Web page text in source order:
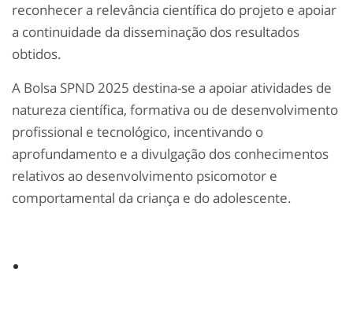
reconhecer a relevância científica do projeto e apoiar
a continuidade da disseminação dos resultados
obtidos.
A Bolsa SPND 2025 destina-se a apoiar atividades de
natureza científica, formativa ou de desenvolvimento
profissional e tecnológico, incentivando o
aprofundamento e a divulgação dos conhecimentos
relativos ao desenvolvimento psicomotor e
comportamental da criança e do adolescente.